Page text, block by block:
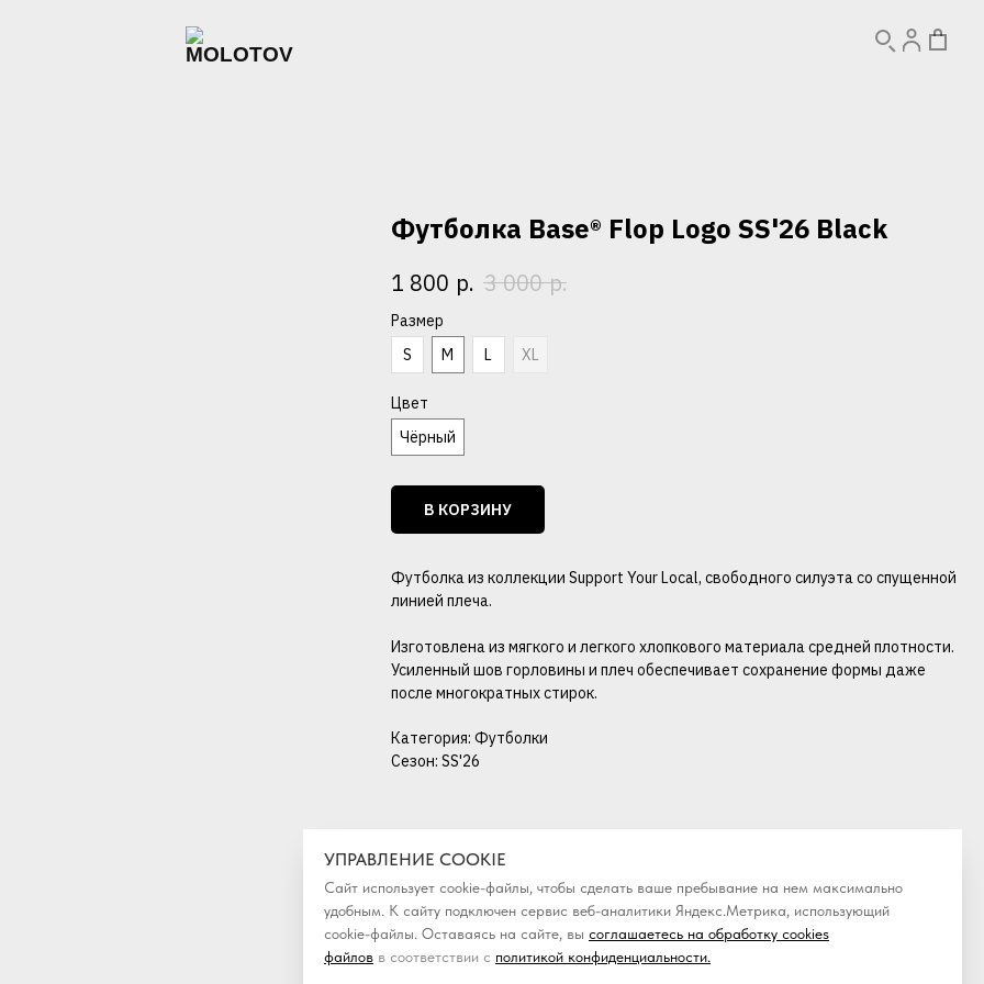
Футболка Base® Flop Logo SS'26 Black
1 800 р. 3 000 р.
Размер
S
M L XL
Цвет
Чёрный
В КОРЗИНУ
Футболка из коллекции Support Your Local, свободного силуэта со спущенной
линией плеча.
Изготовлена из мягкого и легкого хлопкового материала средней плотности.
Усиленный шов горловины и плеч обеспечивает сохранение формы даже
после многократных стирок.
Категория: Футболки
Сезон: SS'26
УПРАВЛЕНИЕ COOKIE
Сайт использует cookie-файлы, чтобы сделать ваше пребывание на нем максимально
удобным. К cайту подключен сервис веб-аналитики Яндекс.Метрика, использующий
cookie-файлы. Оставаясь на сайте, вы соглашаетесь на обработку cookies
файлов в соответствии с политикой конфиденциальности.